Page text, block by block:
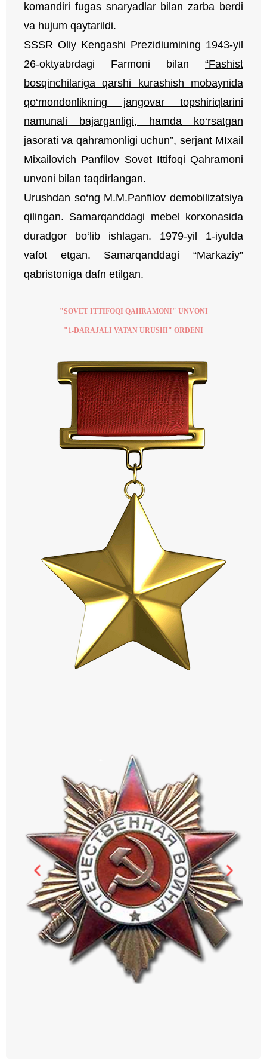
komandiri fugas snaryadlar bilan zarba berdi
va hujum qaytarildi.
SSSR Oliy Kengashi Prezidiumining 1943-yil
26-oktyabrdagi Farmoni bilan “Fashist
bosqinchilariga qarshi kurashish mobaynida
qo‘mondonlikning jangovar topshiriqlarini
namunali bajarganligi, hamda ko‘rsatgan
jasorati va qahramonligi uchun”, serjant MIxail
Mixailovich Panfilov Sovet Ittifoqi Qahramoni
unvoni bilan taqdirlangan.
Urushdan so‘ng M.M.Panfilov demobilizatsiya
qilingan. Samarqanddagi mebel korxonasida
duradgor bo‘lib ishlagan. 1979-yil 1-iyulda
vafot etgan. Samarqanddagi “Markaziy”
qabristoniga dafn etilgan.
"SOVET ITTIFOQI QAHRAMONI" UNVONI
"1-DARAJALI VATAN URUSHI" ORDENI